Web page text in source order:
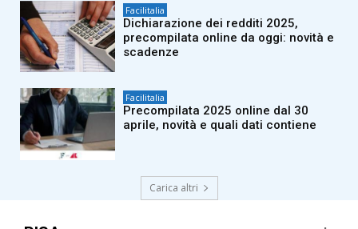
Facilitalia
Dichiarazione dei redditi 2025,
precompilata online da oggi: novità e
scadenze
Facilitalia
Precompilata 2025 online dal 30
aprile, novità e quali dati contiene
Carica altri